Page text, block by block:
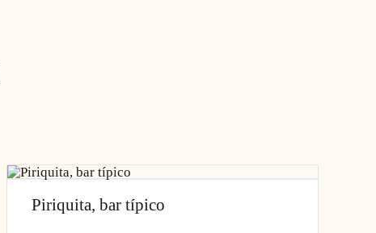
Piriquita, bar típico